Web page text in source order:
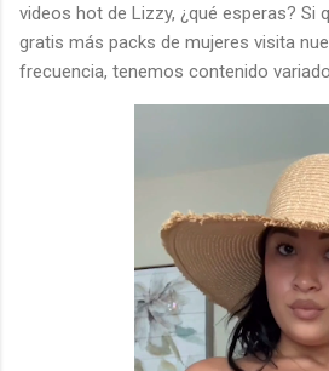
videos hot de Lizzy, ¿qué esperas? Si
gratis más packs de mujeres visita
frecuencia, tenemos contenido variado